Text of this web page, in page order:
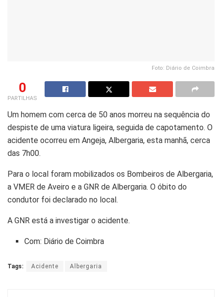
Foto: Diário de Coimbra
0
PARTILHAS
Um homem com cerca de 50 anos morreu na sequência do
despiste de uma viatura ligeira, seguida de capotamento. O
acidente ocorreu em Angeja, Albergaria, esta manhã, cerca
das 7h00.
Para o local foram mobilizados os Bombeiros de Albergaria,
a VMER de Aveiro e a GNR de Albergaria. O óbito do
condutor foi declarado no local.
A GNR está a investigar o acidente.
Com: Diário de Coimbra
Tags: Acidente Albergaria